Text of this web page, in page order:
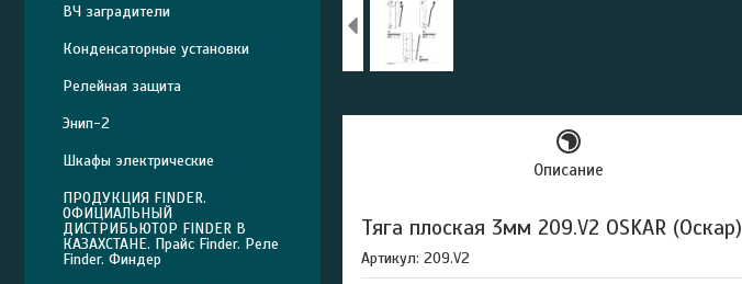
Описание
Тяга плоская 3мм 209.V2 OSKAR (Оскар)
Артикул: 209.V2
ВЧ заградители
Конденсаторные установки
Релейная защита
Энип-2
Шкафы электрические
ПРОДУКЦИЯ FINDER.
ОФИЦИАЛЬНЫЙ
ДИСТРИБЬЮТОР FINDER В
КАЗАХСТАНЕ. Прайс Finder. Реле
Finder. Финдер